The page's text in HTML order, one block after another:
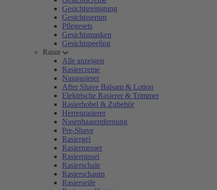
Gesichtsreinigung
Gesichtsserum
Pflegesets
Gesichtsmasken
Gesichtspeeling
Rasur
Alle anzeigen
Rasiercreme
Nassrasierer
After Shave Balsam & Lotion
Elektrische Rasierer & Trimmer
Rasierhobel & Zubehör
Herrenrasierer
Nasenhaarentfernung
Pre-Shave
Rasiergel
Rasiermesser
Rasierpinsel
Rasierschale
Rasierschaum
Rasierseife